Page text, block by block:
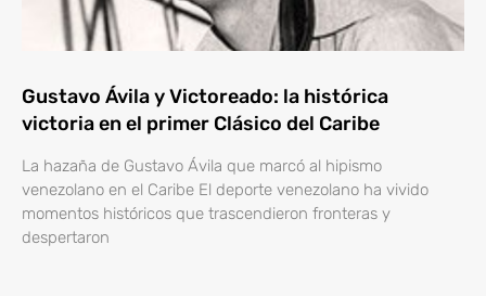
Gustavo Ávila y Victoreado: la histórica
victoria en el primer Clásico del Caribe
La hazaña de Gustavo Ávila que marcó al hipismo
venezolano en el Caribe El deporte venezolano ha vivido
momentos históricos que trascendieron fronteras y
despertaron